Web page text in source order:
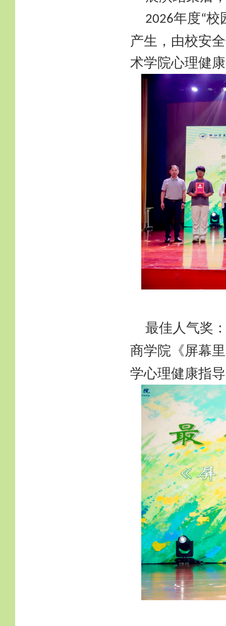
2026年度“校
产生，由校安
术学院心理健
最佳人气奖
商学院《屏幕
学心理健康指